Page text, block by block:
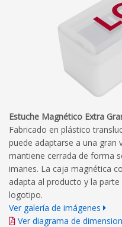
Estuche Magnético Extra
Fabricado en plástico
puede adaptarse a una gran
mantiene cerrada de forma
imanes. La caja magnética
adapta al producto y la
logotipo.
Ver galería de imágenes
Ver diagrama de